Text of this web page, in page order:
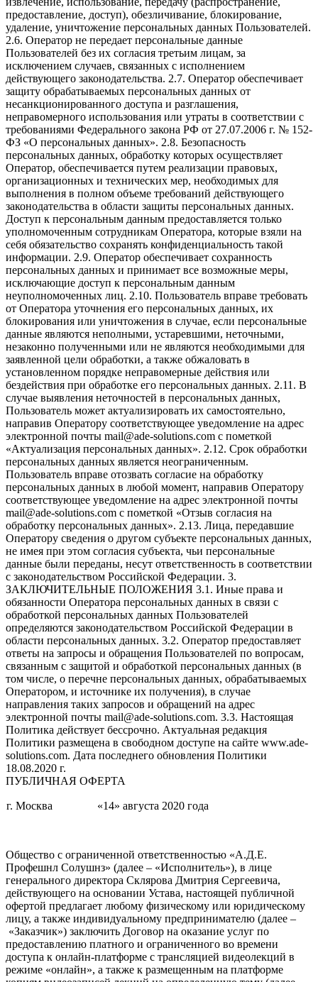
предоставление, доступ), обезличивание, блокирование,
удаление, уничтожение персональных данных Пользователей.
2.6. Оператор не передает персональные данные
Пользователей без их согласия третьим лицам, за
исключением случаев, связанных с исполнением
действующего законодательства. 2.7. Оператор обеспечивает
защиту обрабатываемых персональных данных от
несанкционированного доступа и разглашения,
неправомерного использования или утраты в соответствии с
требованиями Федерального закона РФ от 27.07.2006 г. № 152-
ФЗ «О персональных данных». 2.8. Безопасность
персональных данных, обработку которых осуществляет
Оператор, обеспечивается путем реализации правовых,
организационных и технических мер, необходимых для
выполнения в полном объеме требований действующего
законодательства в области защиты персональных данных.
Доступ к персональным данным предоставляется только
уполномоченным сотрудникам Оператора, которые взяли на
себя обязательство сохранять конфиденциальность такой
информации. 2.9. Оператор обеспечивает сохранность
персональных данных и принимает все возможные меры,
исключающие доступ к персональным данным
неуполномоченных лиц. 2.10. Пользователь вправе требовать
от Оператора уточнения его персональных данных, их
блокирования или уничтожения в случае, если персональные
данные являются неполными, устаревшими, неточными,
незаконно полученными или не являются необходимыми для
заявленной цели обработки, а также обжаловать в
установленном порядке неправомерные действия или
бездействия при обработке его персональных данных. 2.11. В
случае выявления неточностей в персональных данных,
Пользователь может актуализировать их самостоятельно,
направив Оператору соответствующее уведомление на адрес
электронной почты mail@ade-solutions.com с пометкой
«Актуализация персональных данных». 2.12. Срок обработки
персональных данных является неограниченным.
Пользователь вправе отозвать согласие на обработку
персональных данных в любой момент, направив Оператору
соответствующее уведомление на адрес электронной почты
mail@ade-solutions.com с пометкой «Отзыв согласия на
обработку персональных данных». 2.13. Лица, передавшие
Оператору сведения о другом субъекте персональных данных,
не имея при этом согласия субъекта, чьи персональные
данные были переданы, несут ответственность в соответствии
с законодательством Российской Федерации. 3.
ЗАКЛЮЧИТЕЛЬНЫЕ ПОЛОЖЕНИЯ 3.1. Иные права и
обязанности Оператора персональных данных в связи с
обработкой персональных данных Пользователей
определяются законодательством Российской Федерации в
области персональных данных. 3.2. Оператор предоставляет
ответы на запросы и обращения Пользователей по вопросам,
связанным с защитой и обработкой персональных данных (в
том числе, о перечне персональных данных, обрабатываемых
Оператором, и источнике их получения), в случае
направления таких запросов и обращений на адрес
электронной почты mail@ade-solutions.com. 3.3. Настоящая
Политика действует бессрочно. Актуальная редакция
Политики размещена в свободном доступе на сайте www.ade-
solutions.com. Дата последнего обновления Политики
18.08.2020 г.
ПУБЛИЧНАЯ ОФЕРТА
г. Москва «14» августа 2020 года
Общество с ограниченной ответственностью «А.Д.Е.
Профешнл Солушнз» (далее – «Исполнитель»), в лице
генерального директора Склярова Дмитрия Сергеевича,
действующего на основании Устава, настоящей публичной
офертой предлагает любому физическому или юридическому
лицу, а также индивидуальному предпринимателю (далее –
«Заказчик») заключить Договор на оказание услуг по
предоставлению платного и ограниченного во времени
доступа к онлайн-платформе с трансляцией видеолекций в
режиме «онлайн», а также к размещенным на платформе